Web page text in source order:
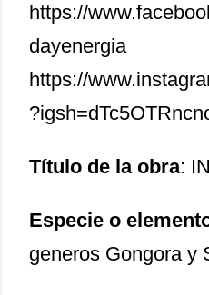
https://
dayenergia
https://
Título de la obra:
Especie o
generos Gongora y